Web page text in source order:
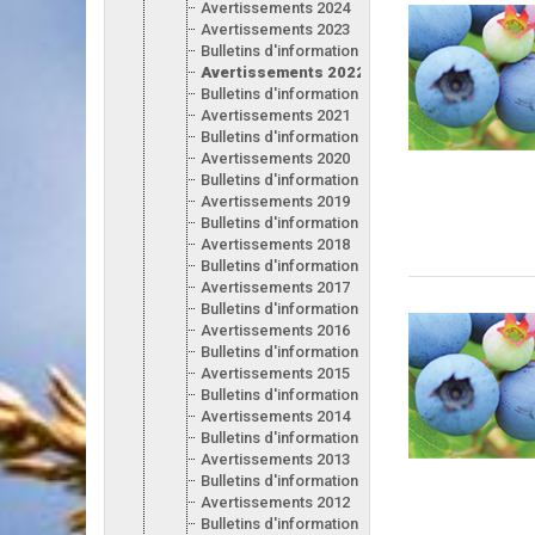
Avertissements 2024
Avertissements 2023
Bulletins d'information 2023
Avertissements 2022
Bulletins d'information 2022
Avertissements 2021
Bulletins d'information 2021
Avertissements 2020
Bulletins d'information 2020
Avertissements 2019
Bulletins d'information 2019
Avertissements 2018
Bulletins d'information 2018
Avertissements 2017
Bulletins d'information 2017
Avertissements 2016
Bulletins d'information 2016
Avertissements 2015
Bulletins d'information 2015
Avertissements 2014
Bulletins d'information 2014
Avertissements 2013
Bulletins d'information 2013
Avertissements 2012
Bulletins d'information 2012